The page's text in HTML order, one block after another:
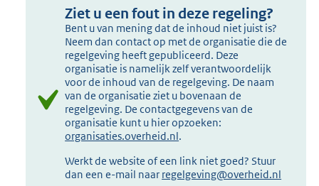
Ziet u een fout in deze regeling?
Bent u van mening dat de inhoud niet juist is?
Neem dan contact op met de organisatie die de
regelgeving heeft gepubliceerd. Deze
organisatie is namelijk zelf verantwoordelijk
voor de inhoud van de regelgeving. De naam
van de organisatie ziet u bovenaan de
regelgeving. De contactgegevens van de
organisatie kunt u hier opzoeken:
organisaties.overheid.nl.
Werkt de website of een link niet goed? Stuur
dan een e-mail naar regelgeving@overheid.nl